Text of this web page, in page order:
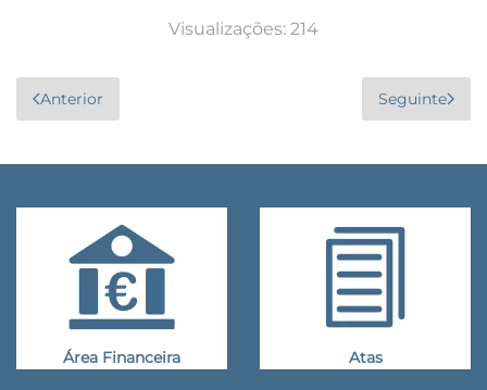
Visualizações: 214
Anterior Seguinte
Área Financeira Atas